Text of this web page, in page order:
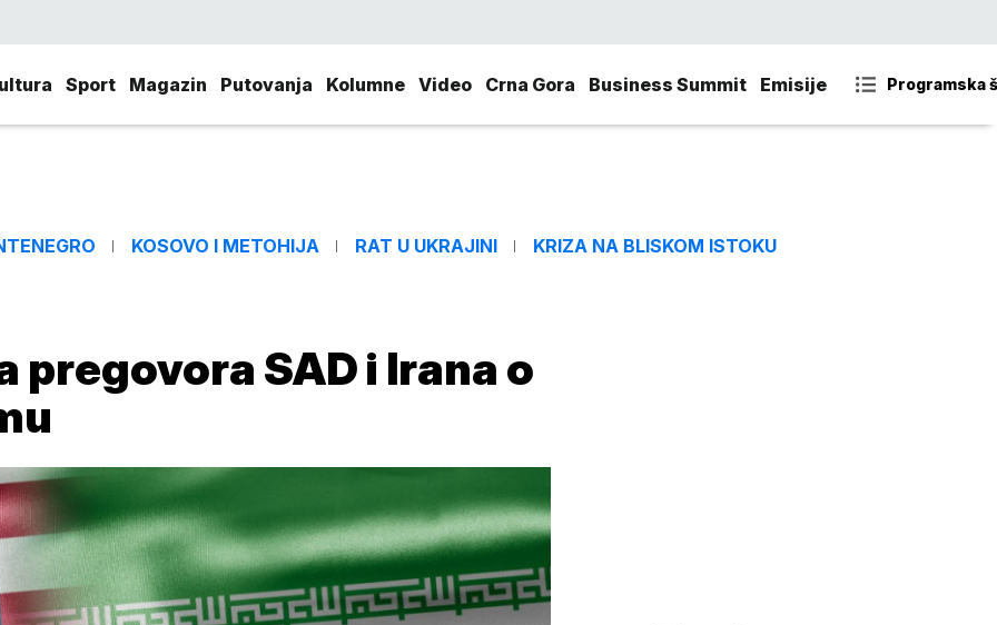
Sport Magazin Putovanja Kolumne Video Crna Gora Business Summit Emisije Programska
KOSOVO I METOHIJA RAT U UKRAJINI KRIZA NA BLISKOM ISTOKU
pregovora SAD i Irana o